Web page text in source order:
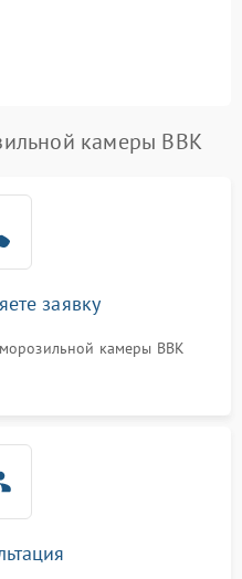
камеры BBK
заявку
камеры BBK